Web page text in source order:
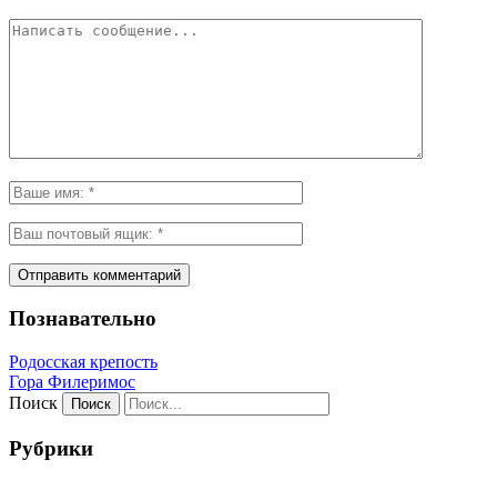
Познавательно
Родосская крепость
Гора Филеримос
Поиск
Рубрики